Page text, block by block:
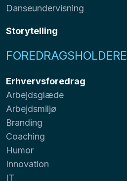
Danseundervisning
Storytelling
FOREDRAGSHOLDERE
Erhvervsforedrag
Arbejdsglæde
Arbejdsmiljø
Branding
Coaching
Humor
Innovation
IT